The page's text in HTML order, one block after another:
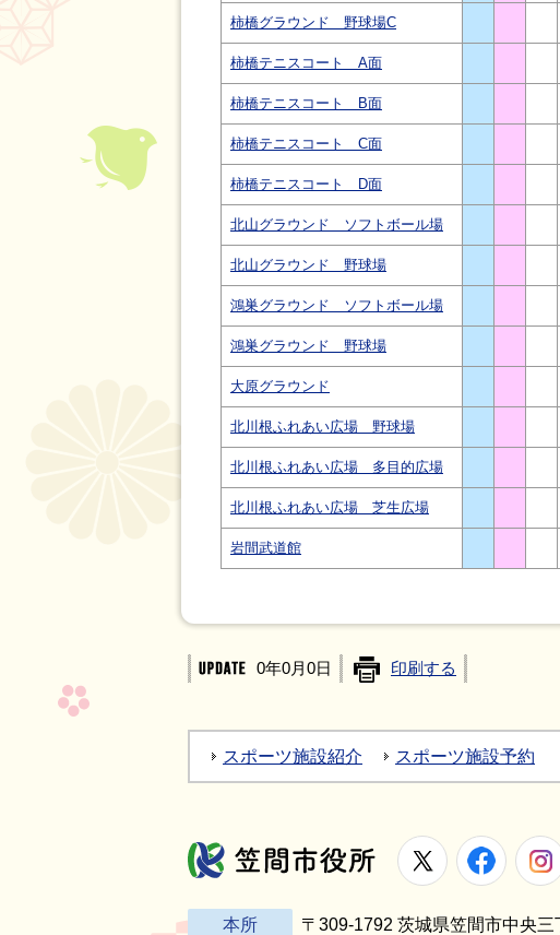
柿橋グラウンド 野球場C
柿橋テニスコート A面
柿橋テニスコート B面
柿橋テニスコート C面
柿橋テニスコート D面
北山グラウンド ソフトボール場
北山グラウンド 野球場
鴻巣グラウンド ソフトボール場
鴻巣グラウンド 野球場
大原グラウンド
北川根ふれあい広場 野球場
北川根ふれあい広場 多目的広場
北川根ふれあい広場 芝生広場
岩間武道館
0年0月0日 印刷する
スポーツ施設紹介 スポーツ施設予約
笠間市役所
X
本所 〒309-1792 茨城県笠間市中央三